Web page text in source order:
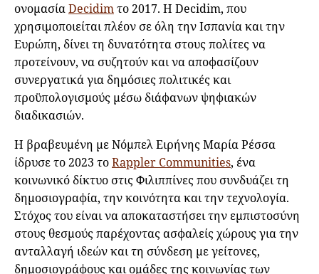
ονομασίαDecidimτο 2017. Η Decidim, που
χρησιμοποιείται πλέον σε όλη την Ισπανία και την
Ευρώπη, δίνει τη δυνατότητα στους πολίτες να
προτείνουν, να συζητούν και να αποφασίζουν
συνεργατικά για δημόσιες πολιτικές και
προϋπολογισμούς μέσω διάφανων ψηφιακών
διαδικασιών.
Η βραβευμένη με Νόμπελ Ειρήνης Μαρία Ρέσσα
ίδρυσε το 2023 τοRappler Communities, ένα
κοινωνικό δίκτυο στις Φιλιππίνες που συνδυάζει τη
δημοσιογραφία, την κοινότητα και την τεχνολογία.
Στόχος του είναι να αποκαταστήσει την εμπιστοσύνη
στους θεσμούς παρέχοντας ασφαλείς χώρους για την
ανταλλαγή ιδεών και τη σύνδεση με γείτονες,
δημοσιογράφους και ομάδες της κοινωνίας των